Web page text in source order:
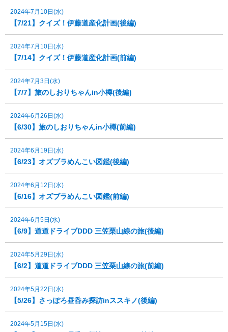
2024年7月10日(水)
【7/21】クイズ！伊藤道産化計画(後編)
2024年7月10日(水)
【7/14】クイズ！伊藤道産化計画(前編)
2024年7月3日(水)
【7/7】旅のしおりちゃんin小樽(後編)
2024年6月26日(水)
【6/30】旅のしおりちゃんin小樽(前編)
2024年6月19日(水)
【6/23】オズブラめんこい図鑑(後編)
2024年6月12日(水)
【6/16】オズブラめんこい図鑑(前編)
2024年6月5日(水)
【6/9】道道ドライブDDD 三笠栗山線の旅(後編)
2024年5月29日(水)
【6/2】道道ドライブDDD 三笠栗山線の旅(前編)
2024年5月22日(水)
【5/26】さっぽろ昼呑み探訪inススキノ(後編)
2024年5月15日(水)